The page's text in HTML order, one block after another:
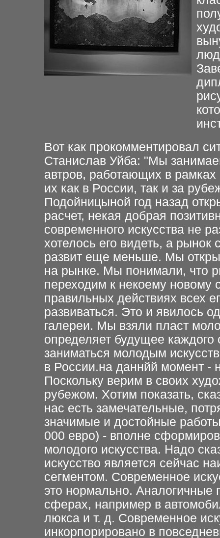
Вот как прокомментировал
Станислав Уйба: "Мы
автров, работающих в рамках
их как в России, так и за
Подойницыной год назад
расчет, некая добрая
современного искусства не
хотелось его видеть, а рынок
развит еще меньше. Мы
на рынке. Мы понимали, что
переходим к некоему новому
правильных действиях всех
развиваться. Это и явилось
галереи. Мы взяли пласт
определяет будущее
заниматься молодым
в России.на даннйй момент -
Поскольку верим в своих
рубежом. Хотим показать,
нас есть замечательные,
значимые и достойные
000 евро) - вполне
молодого искусства. Надо
искусство является сейчас
сегментом. Современное
это нормально. Аналогичные
сферах, например в
люкса и т. д. Современное
инкорпорировано в